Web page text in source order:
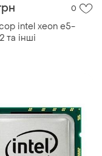
0
intel xeon e5-
та інші